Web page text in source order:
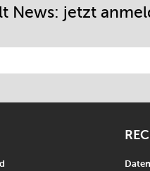
News: jetzt